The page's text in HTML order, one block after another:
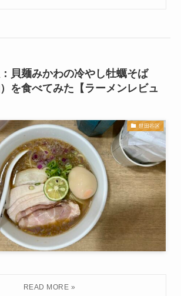
貝麺みかわの冷やし牡蠣そば
）を食べてみた【ラーメンレビュ
世田谷区